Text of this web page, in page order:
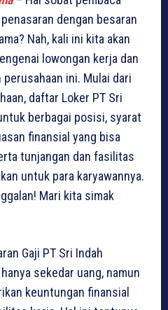
dengan besaran
Nah, kali ini kita akan
lowongan kerja dan
ini. Mulai dari
daftar Loker PT Sri
berbagai posisi, syarat
finansial yang bisa
tunjangan dan fasilitas
untuk para karyawannya.
Mari kita simak
Gaji PT Sri Indah
sekedar uang, namun
keuntungan finansial